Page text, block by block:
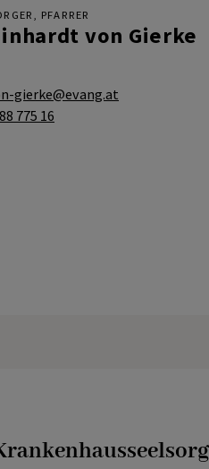
PFARRER
von Gierke
gierke@evang.at
775 16